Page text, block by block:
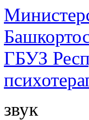
ГБУЗ
звук